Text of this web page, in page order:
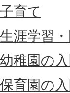
子育て
生涯学習
幼稚園の
保育園の